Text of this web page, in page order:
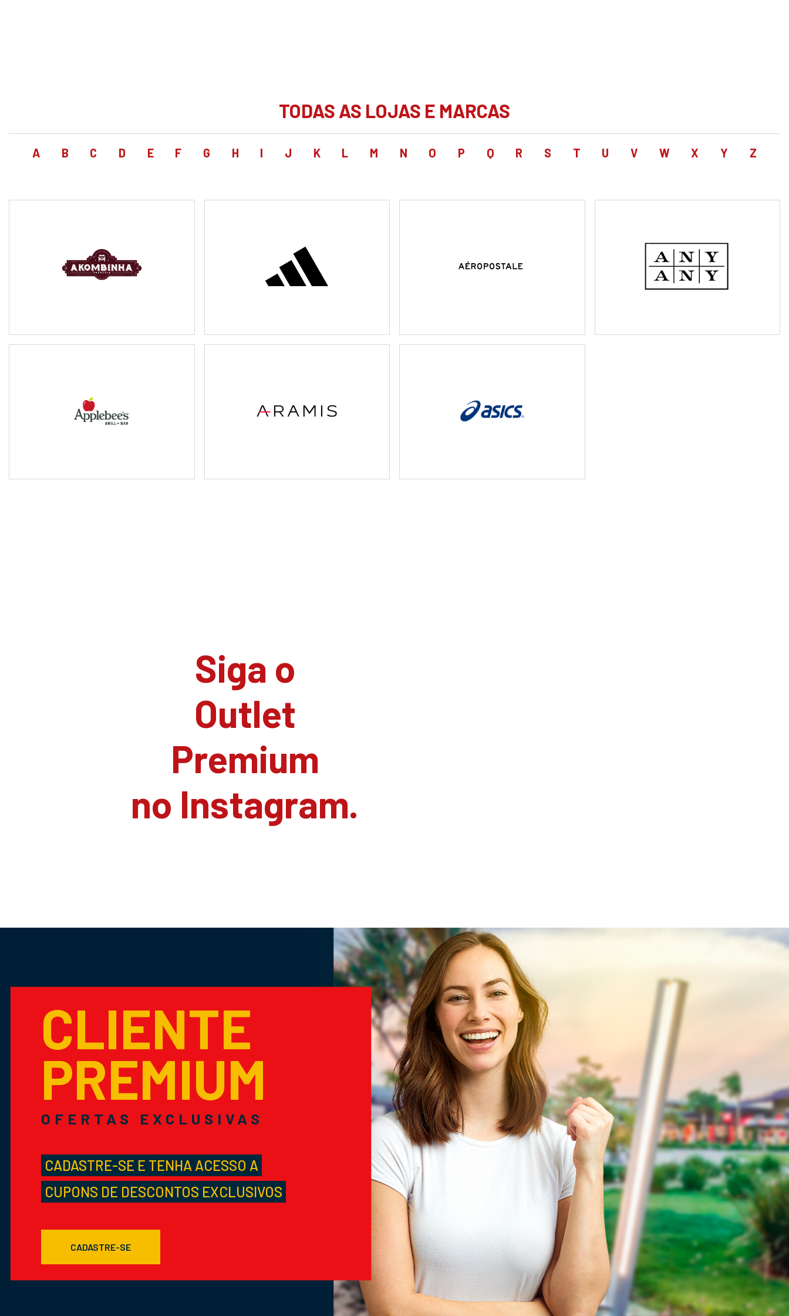
TODAS AS LOJAS E MARCAS
A B C D E F G H I J K L M N O P Q R S T U V W X Y Z
Siga o
Outlet
Premium
no Instagram.
CLIENTE
PREMIUM
OFERTAS EXCLUSIVAS
CADASTRE-SE E TENHA ACESSO A
CUPONS DE DESCONTOS EXCLUSIVOS
CADASTRE-SE